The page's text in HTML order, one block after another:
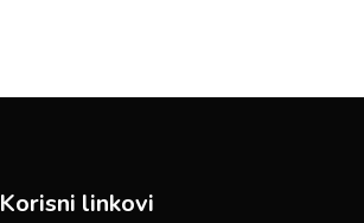
Korisni linkovi